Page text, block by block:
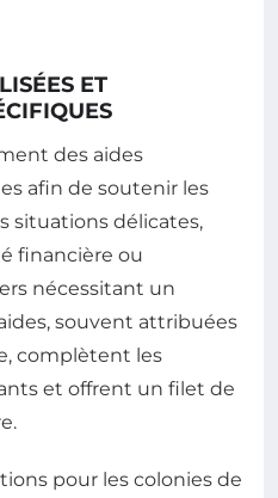
ET
des aides
afin de soutenir les
situations délicates,
financière ou
nécessitant un
souvent attribuées
complètent les
et offrent un filet de
pour les colonies de